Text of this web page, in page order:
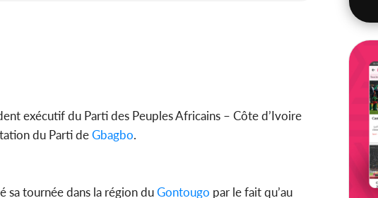
exécutif du Parti des Peuples Africains – Côte d’Ivoire
du Parti deGbagbo.
sa tournée dans la région duGontougo par le fait qu’au